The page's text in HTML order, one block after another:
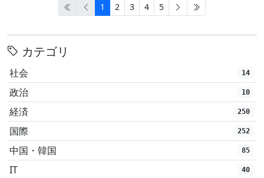
1
2 3 4 5
カテゴリ
社会 14
政治 10
経済 250
国際 252
中国・韓国 85
IT 40